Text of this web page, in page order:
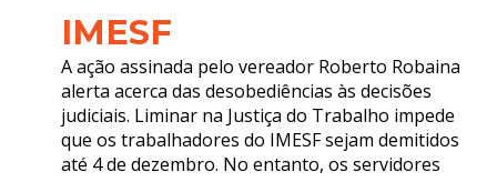
IMESF
A ação assinada pelo vereador Roberto Robaina
alerta acerca das desobediências às decisões
judiciais. Liminar na Justiça do Trabalho impede
que os trabalhadores do IMESF sejam demitidos
até 4 de dezembro. No entanto, os servidores